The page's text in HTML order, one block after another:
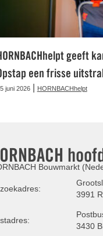
geeft
een frisse
juni 2026| HORNBACHhelpt
Bouwmarkt
3991
3430